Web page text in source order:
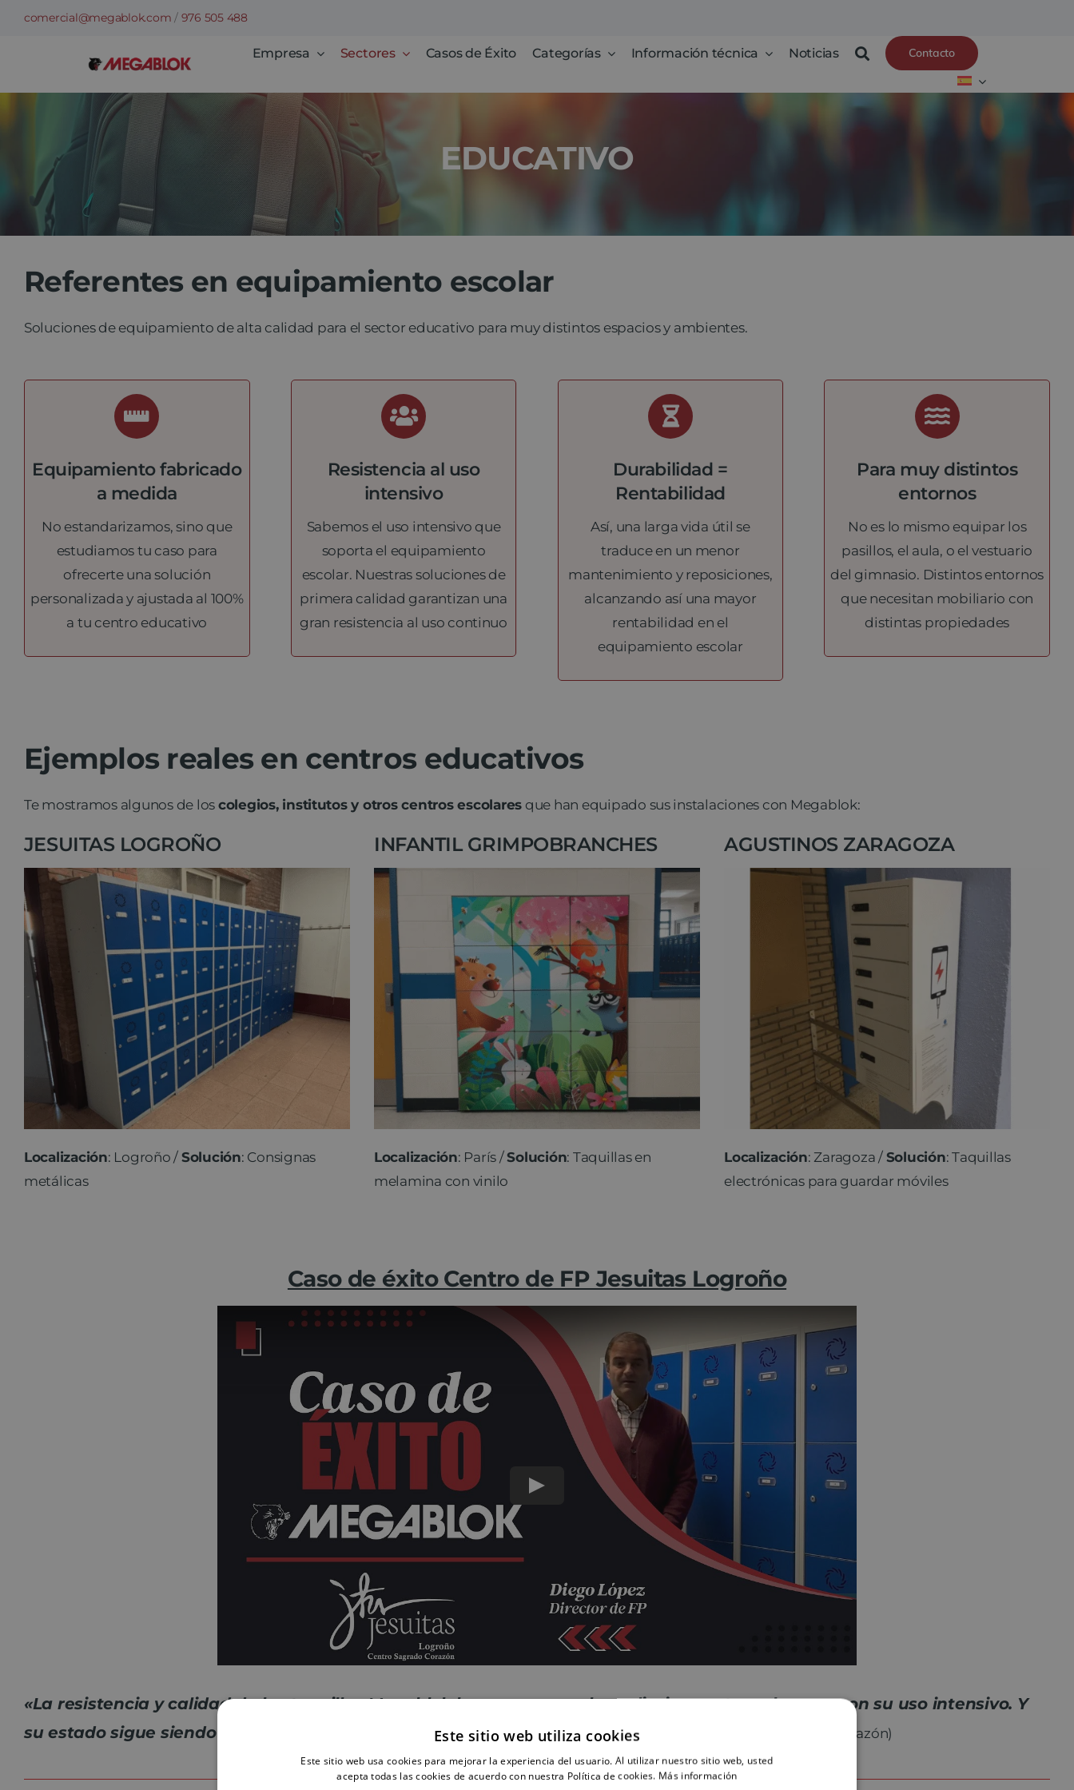
Saltarcomercial@megablok.com / 976 505 488
Empresa Sectores Casos de Éxito Categorías Información técnica Noticias Contacto
EDUCATIVO
Referentes en equipamiento escolar
Soluciones de equipamiento de alta calidad para el sector educativo para muy distintos espacios y ambientes.
Equipamiento fabricado
a medida
No estandarizamos, sino que
estudiamos tu caso para
ofrecerte una solución
personalizada y ajustada al 100%
a tu centro educativo
Resistencia al uso
intensivo
Sabemos el uso intensivo que
soporta el equipamiento
escolar. Nuestras soluciones de
primera calidad garantizan una
gran resistencia al uso continuo
Durabilidad =
Rentabilidad
Así, una larga vida útil se
traduce en un menor
mantenimiento y reposiciones,
alcanzando así una mayor
rentabilidad en el
equipamiento escolar
Para muy distintos
entornos
No es lo mismo equipar los
pasillos, el aula, o el vestuario
del gimnasio. Distintos entornos
que necesitan mobiliario con
distintas propiedades
Ejemplos reales en centros educativos
Te mostramos algunos de los colegios, institutos y otros centros escolares que han equipado sus instalaciones con Megablok:
JESUITAS LOGROÑO
Localización: Logroño / Solución: Consignas
metálicas
INFANTIL GRIMPOBRANCHES
Localización: París /Solución: Taquillas en
melamina con vinilo
AGUSTINOS ZARAGOZA
Localización: Zaragoza / Solución: Taquillas
electrónicas para guardar móviles
Caso de éxito Centro de FP Jesuitas Logroño
«La resistencia y calidad de las taquillas Megablok la ponen a prueba a diario nuestros alumnos con su uso intensivo. Y
su estado sigue siendo inmejorable»
Diego López, director de Formación Profesional Jesuitas Logroño (Sagrado Corazón)
Este sitio web utiliza cookies
Este sitio web usa cookies para mejorar la experiencia del usuario. Al utilizar nuestro sitio web, usted
acepta todas las cookies de acuerdo con nuestra Política de cookies. Más información